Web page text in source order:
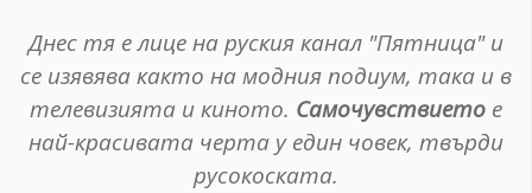
Днес тя е лице на руския канал "Пятница" и
се изявява както на модния подиум, така и в
телевизията и киното. Самочувствието е
най-красивата черта у един човек, твърди
русокоската.